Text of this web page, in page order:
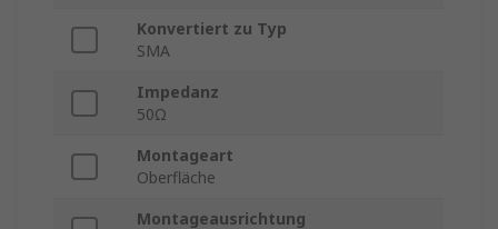
Konvertiert zu Typ
SMA
Impedanz
50Ω
Montageart
Oberfläche
Montageausrichtung